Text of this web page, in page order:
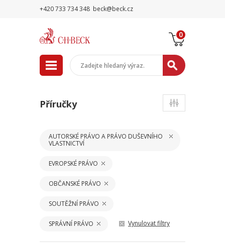
+420 733 734 348 beck@beck.cz
0
Příručky
AUTORSKÉ PRÁVO A PRÁVO DUŠEVNÍHO
VLASTNICTVÍ
EVROPSKÉ PRÁVO
OBČANSKÉ PRÁVO
SOUTĚŽNÍ PRÁVO
SPRÁVNÍ PRÁVO Vynulovat filtry